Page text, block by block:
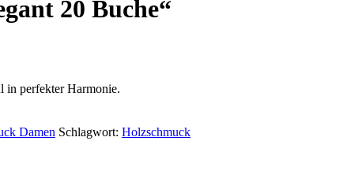
20 Buche“
in perfekter Harmonie.
Damen Schlagwort: Holzschmuck